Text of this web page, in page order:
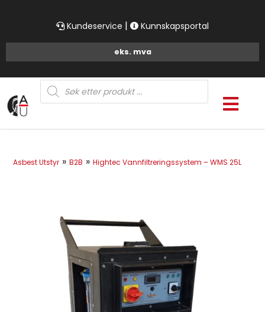
Kundeservice | Kunnskapsportal
Products
search
Asbest Utstyr » B2B » Hightec Vannfiltreringssystem – WMS 25L